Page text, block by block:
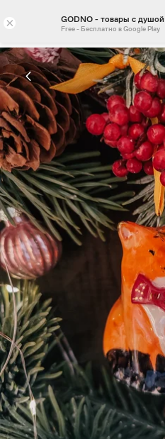
× GODNO - товары с душой
Free - Бесплатно в Google Play